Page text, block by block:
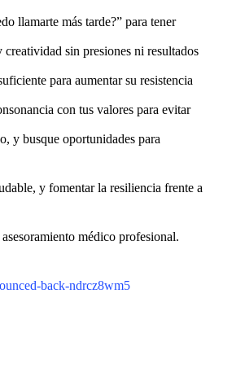
llamarte más tarde?” para tener
sin presiones ni resultados
para aumentar su resistencia
con tus valores para evitar
y busque oportunidades para
y fomentar la resiliencia frente a
médico profesional.
back-ndrcz8wm5